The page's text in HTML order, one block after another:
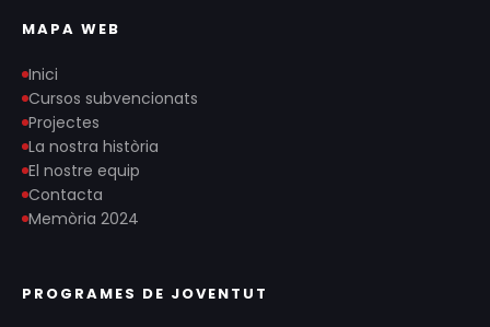
MAPA WEB
Inici
Cursos subvencionats
Projectes
La nostra història
El nostre equip
Contacta
Memòria 2024
PROGRAMES DE JOVENTUT